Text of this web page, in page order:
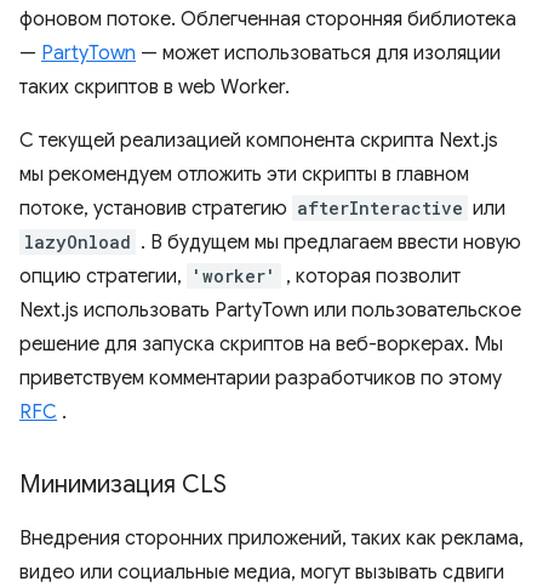
фоновом потоке. Облегченная сторонняя библиотека
— PartyTown — может использоваться для изоляции
таких скриптов в web Worker.
С текущей реализацией компонента скрипта Next.js
мы рекомендуем отложить эти скрипты в главном
потоке, установив стратегию afterInteractive или
lazyOnload . В будущем мы предлагаем ввести новую
опцию стратегии,
'worker'
, которая позволит
Next.js использовать PartyTown или пользовательское
решение для запуска скриптов на веб-воркерах. Мы
приветствуем комментарии разработчиков по этому
RFC .
Минимизация CLS
Внедрения сторонних приложений, таких как реклама,
видео или социальные медиа, могут вызывать сдвиги